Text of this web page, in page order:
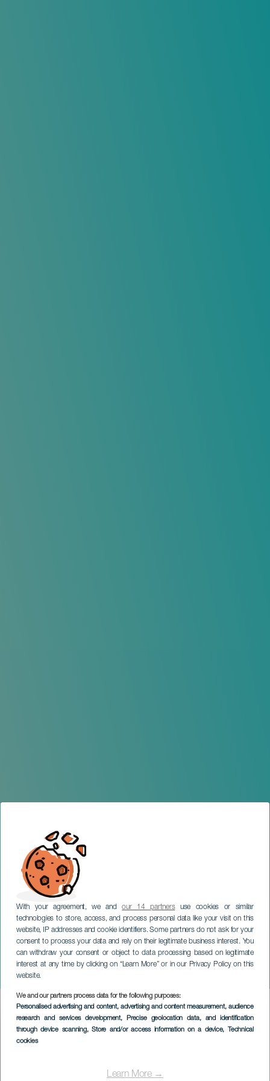
With your agreement, we andour 14 partnersuse cookies or similar
technologies to store, access, and process personal data like your visit on this
website, IP addresses and cookie identifiers. Some partners do not ask for your
consent to process your data and rely on their legitimate business interest. You
can withdraw your consent or object to data processing based on legitimate
interest at any time by clicking on “Learn More” or in our Privacy Policy on this
website.
We and our partners process data for the following purposes:
Personalised advertising and content, advertising and content measurement, audience
research and services development, Precise geolocation data, and identification
through device scanning, Store and/or access information on a device, Technical
cookies
Learn More →
vII Festival Internacional
Canarias Artes Escénicas.
Tenerife
TENERIFFA
Imagen
Listado